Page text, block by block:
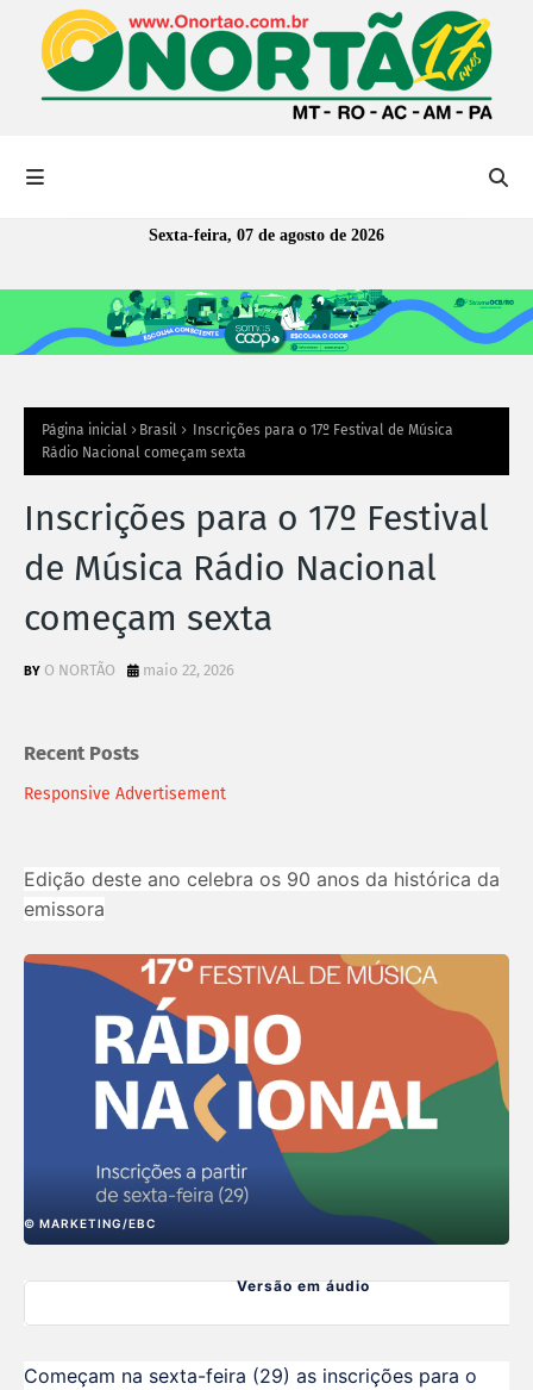
Sexta-feira, 07 de agosto de 2026
Página inicial Brasil
Inscrições para o 17º Festival de Música
Rádio Nacional começam sexta
Inscrições para o 17º Festival
de Música Rádio Nacional
começam sexta
O NORTÃO maio 22, 2026
Recent Posts
Responsive Advertisement
Edição deste ano celebra os 90 anos da histórica da
emissora
© MARKETING/EBC
Versão em áudio
Começam na sexta-feira (29) as inscrições para o